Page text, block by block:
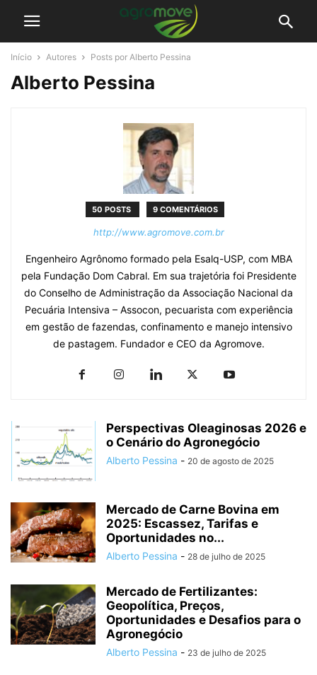
Início Autores Posts por Alberto Pessina
Alberto Pessina
50 POSTS 9 COMENTÁRIOS
http://www.agromove.com.br
Engenheiro Agrônomo formado pela Esalq-USP, com MBA
pela Fundação Dom Cabral. Em sua trajetória foi Presidente
do Conselho de Administração da Associação Nacional da
Pecuária Intensiva – Assocon, pecuarista com experiência
em gestão de fazendas, confinamento e manejo intensivo
de pastagem. Fundador e CEO da Agromove.
Perspectivas Oleaginosas 2026 e
o Cenário do Agronegócio
Alberto Pessina - 20 de agosto de 2025
Mercado de Carne Bovina em
2025: Escassez, Tarifas e
Oportunidades no...
Alberto Pessina - 28 de julho de 2025
Mercado de Fertilizantes:
Geopolítica, Preços,
Oportunidades e Desafios para o
Agronegócio
Alberto Pessina - 23 de julho de 2025